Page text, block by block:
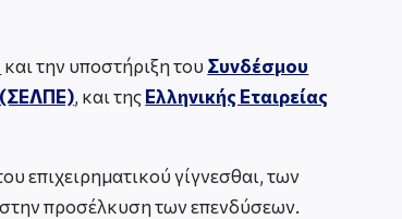
και την υποστήριξη του Συνδέσμου
(ΣΕΛΠΕ), και τηςΕλληνικής Εταιρείας
επιχειρηματικού γίγνεσθαι, των
προσέλκυση των επενδύσεων.